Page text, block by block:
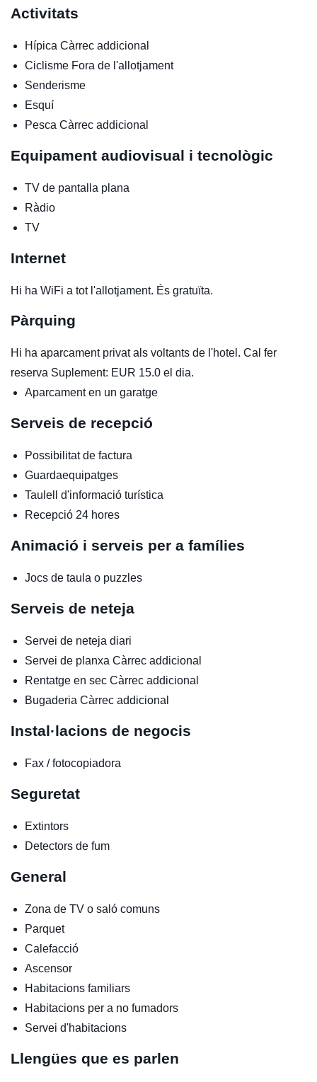
Activitats
Hípica Càrrec addicional
Ciclisme Fora de l'allotjament
Senderisme
Esquí
Pesca Càrrec addicional
Equipament audiovisual i tecnològic
TV de pantalla plana
Ràdio
TV
Internet
Hi ha WiFi a tot l'allotjament. És gratuïta.
Pàrquing
Hi ha aparcament privat als voltants de l'hotel. Cal fer
reserva Suplement: EUR 15.0 el dia.
Aparcament en un garatge
Serveis de recepció
Possibilitat de factura
Guardaequipatges
Taulell d'informació turística
Recepció 24 hores
Animació i serveis per a famílies
Jocs de taula o puzzles
Serveis de neteja
Servei de neteja diari
Servei de planxa Càrrec addicional
Rentatge en sec Càrrec addicional
Bugaderia Càrrec addicional
Instal·lacions de negocis
Fax / fotocopiadora
Seguretat
Extintors
Detectors de fum
General
Zona de TV o saló comuns
Parquet
Calefacció
Ascensor
Habitacions familiars
Habitacions per a no fumadors
Servei d'habitacions
Llengües que es parlen